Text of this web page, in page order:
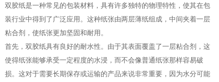
双胶纸是一种常见的包装材料，具有许多独特的物理特性，使其在包
装行业中得到了广泛应用。这种纸张由两层薄纸组成，中间夹着一层
粘合剂，使纸张更加坚固和耐用。
首先，双胶纸具有良好的耐水性。由于其表面覆盖了一层粘合剂，这
使得纸张能够承受一定程度的水浸，而不会像普通纸张那样容易破
损。这对于需要长期保存或运输的产品来说非常重要，因为水分可能